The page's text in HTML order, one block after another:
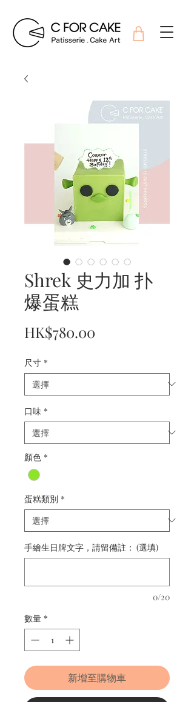
Shrek 史力加 扑
爆蛋糕
HK$780.00
尺寸 *
口味 *
顏色 *
蛋糕類別 *
手繪生日牌文字，請留備註： (選填)
0/20
數量 *
新增至購物車